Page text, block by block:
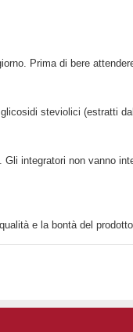
Prima di bere
steviolici (estratti
Gli integratori non vanno
e la bontà del